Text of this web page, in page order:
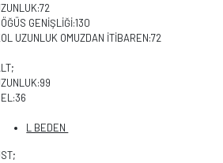
GENİŞLİĞİ:130
UZUNLUK OMUZDAN İTİBAREN:72
L BEDEN